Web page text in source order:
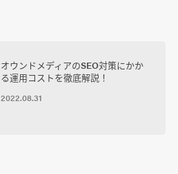
オウンドメディアのSEO対策にかか
る運用コストを徹底解説！
2022.08.31